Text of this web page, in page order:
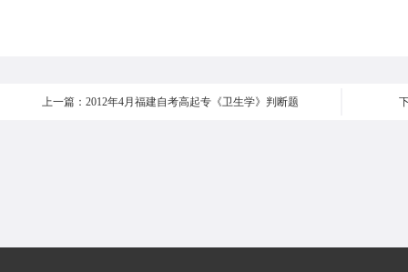
上一篇：2012年4月福建自考高起专《卫生学》判断题